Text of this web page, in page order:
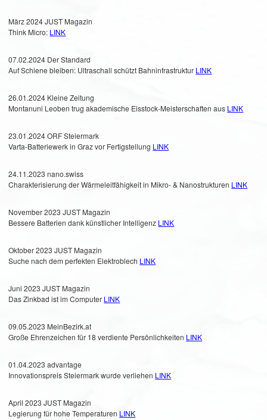
März 2024 JUST Magazin
Think Micro: LINK
07.02.2024 Der Standard
Auf Schiene bleiben: Ultraschall schützt Bahninfrastruktur LINK
26.01.2024 Kleine Zeitung
Montanuni Leoben trug akademische Eisstock-Meisterschaften aus LINK
23.01.2024 ORF Steiermark
Varta-Batteriewerk in Graz vor Fertigstellung LINK
24.11.2023 nano.swiss
Charakterisierung der Wärmeleitfähigkeit in Mikro- & Nanostrukturen LINK
November 2023 JUST Magazin
Bessere Batterien dank künstlicher Intelligenz LINK
Oktober 2023 JUST Magazin
Suche nach dem perfekten Elektroblech LINK
Juni 2023 JUST Magazin
Das Zinkbad ist im Computer LINK
09.05.2023 MeinBezirk.at
Große Ehrenzeichen für 18 verdiente Persönlichkeiten LINK
01.04.2023 advantage
Innovationspreis Steiermark wurde verliehen LINK
April 2023 JUST Magazin
Legierung für hohe Temperaturen LINK